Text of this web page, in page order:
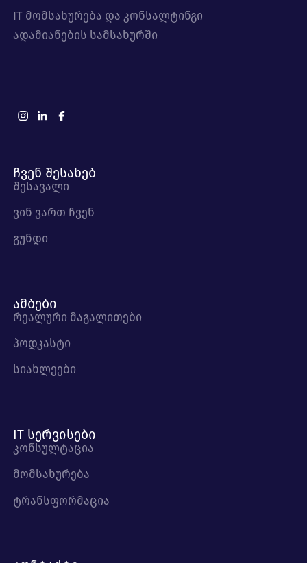
IT მომსახურება და კონსალტინგი
ადამიანების სამსახურში
ჩვენ შესახებ
შესავალი
ვინ ვართ ჩვენ
გუნდი
ამბები
რეალური მაგალითები
პოდკასტი
სიახლეები
IT სერვისები
კონსულტაცია
მომსახურება
ტრანსფორმაცია